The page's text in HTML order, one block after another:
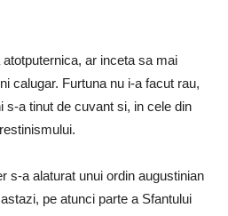
ar inceta sa mai
calugar. Furtuna nu i-a facut rau,
s-a tinut de cuvant si, in cele din
s-a alaturat unui ordin augustinian
pe atunci parte a Sfantului